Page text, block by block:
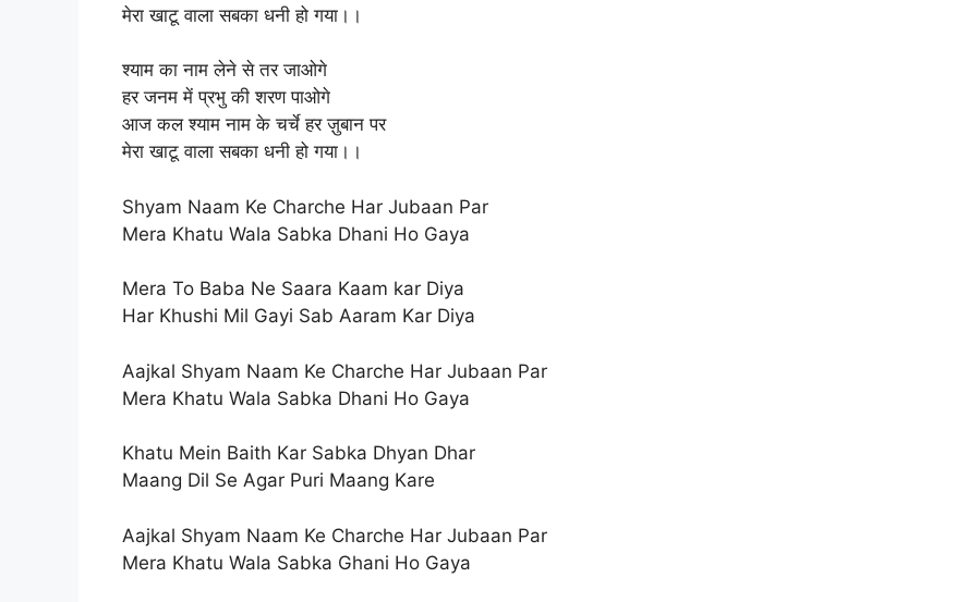
मेरा खाटू वाला सबका धनी हो गया।।
श्याम का नाम लेने से तर जाओगे
हर जनम में प्रभु की शरण पाओगे
आज कल श्याम नाम के चर्चे हर ज़ुबान पर
मेरा खाटू वाला सबका धनी हो गया।।
Shyam Naam Ke Charche Har Jubaan Par
Mera Khatu Wala Sabka Dhani Ho Gaya
Mera To Baba Ne Saara Kaam kar Diya
Har Khushi Mil Gayi Sab Aaram Kar Diya
Aajkal Shyam Naam Ke Charche Har Jubaan Par
Mera Khatu Wala Sabka Dhani Ho Gaya
Khatu Mein Baith Kar Sabka Dhyan Dhar
Maang Dil Se Agar Puri Maang Kare
Aajkal Shyam Naam Ke Charche Har Jubaan Par
Mera Khatu Wala Sabka Ghani Ho Gaya